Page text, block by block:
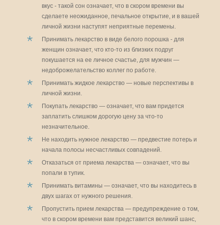
вкус - такой сон означает, что в скором времени вы
сделаете неожиданное, печальное открытие, и в вашей
личной жизни наступят неприятные перемены.
Принимать лекарство в виде белого порошка - для
женщин означает, что кто-то из близких подруг
покушается на ее личное счастье, для мужчин —
недоброжелательство коллег по работе.
Принимать жидкое лекарство — новые перспективы в
личной жизни.
Покупать лекарство — означает, что вам придется
заплатить слишком дорогую цену за что-то
незначительное.
Не находить нужное лекарство — предвестие потерь и
начала полосы несчастливых совпадений.
Отказаться от приема лекарства — означает, что вы
попали в тупик.
Принимать витамины — означает, что вы находитесь в
двух шагах от нужного решения.
Пропустить прием лекарства — предупреждение о том,
что в скором времени вам представится великий шанс,